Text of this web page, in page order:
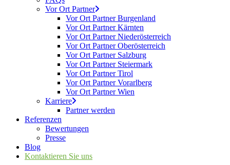
Vor Ort Partner
Vor Ort Partner Burgenland
Vor Ort Partner Kärnten
Vor Ort Partner Niederösterreich
Vor Ort Partner Oberösterreich
Vor Ort Partner Salzburg
Vor Ort Partner Steiermark
Vor Ort Partner Tirol
Vor Ort Partner Vorarlberg
Vor Ort Partner Wien
Karriere
Partner werden
Referenzen
Bewertungen
Presse
Blog
Kontaktieren Sie uns